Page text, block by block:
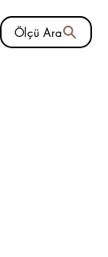
Ölçü Ara